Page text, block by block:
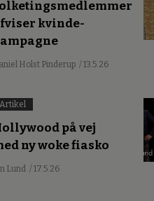
kvinde-
Holst Pinderup / 13.5.26
Artikel
på vej
ny woke fiasko
Lund / 17.5.26